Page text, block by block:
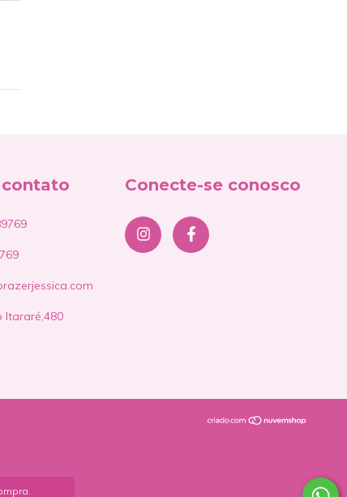
Itararé,480
Conecte-se conosco